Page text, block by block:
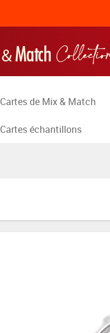
Cartes de Mix & Match
Cartes échantillons